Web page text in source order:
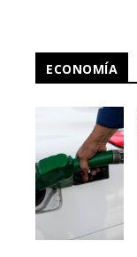
ECONOMÍA